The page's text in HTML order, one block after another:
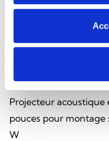
Projecteur acoustique
pouces pour montage
W